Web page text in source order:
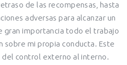
de las recompensas, hasta
adversas para alcanzar un
gran importancia todo el trabajo
sobre mi propia conducta. Este
del control externo al interno.